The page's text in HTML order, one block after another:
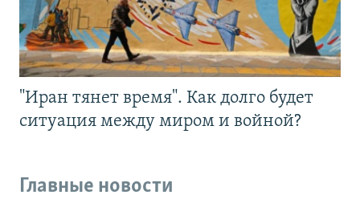
"Иран тянет время". Как долго будет
ситуация между миром и войной?
Главные новости